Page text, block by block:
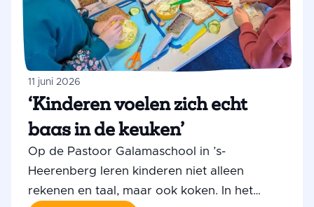
11 juni 2026
‘Kinderen voelen zich echt
baas in de keuken’
Op de Pastoor Galamaschool in ’s-
Heerenberg leren kinderen niet alleen
rekenen en taal, maar ook koken. In het